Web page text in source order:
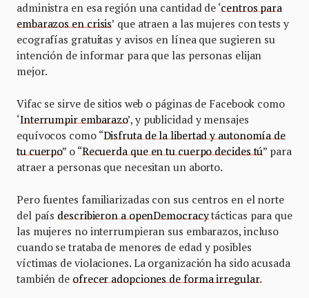
administra en esa región una cantidad de ‘centros para
embarazos en crisis’ que atraen a las mujeres con tests y
ecografías gratuitas y avisos en línea que sugieren su
intención de informar para que las personas elijan
mejor.
Vifac se sirve de sitios web o páginas de Facebook como
‘Interrumpir embarazo’, y publicidad y mensajes
equívocos como “Disfruta de la libertad y autonomía de
tu cuerpo” o “Recuerda que en tu cuerpo decides tú” para
atraer a personas que necesitan un aborto.
Pero fuentes familiarizadas con sus centros en el norte
del paísdescribieron a openDemocracytácticas para que
las mujeres no interrumpieran sus embarazos, incluso
cuando se trataba de menores de edad y posibles
víctimas de violaciones. La organización ha sido acusada
también de ofrecer adopciones de forma irregular.